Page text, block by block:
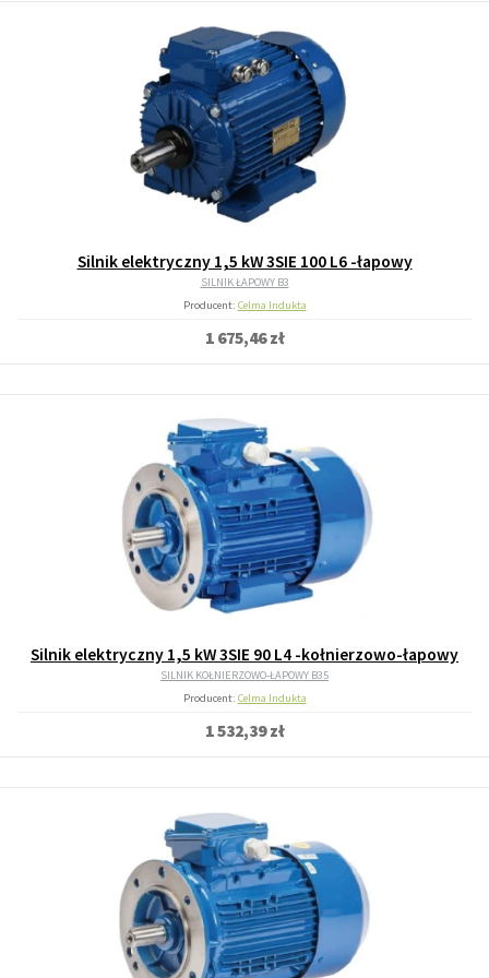
Silnik elektryczny 1,5 kW 3SIE 100 L6 -łapowy
SILNIK ŁAPOWY B3
Producent: Celma Indukta
1 675,46 zł
Silnik elektryczny 1,5 kW 3SIE 90 L4 -kołnierzowo-łapowy
SILNIK KOŁNIERZOWO-ŁAPOWY B35
Producent: Celma Indukta
1 532,39 zł